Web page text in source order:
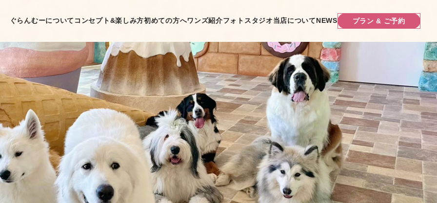
ぐらんむーについて コンセプト&楽しみ方初めての方へワンズ紹介フォトスタジオ当店についてNEWS プラン & ご予約
プラン & ご予約